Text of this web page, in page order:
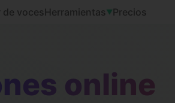
de voces Herramientas ▼ Precios
online